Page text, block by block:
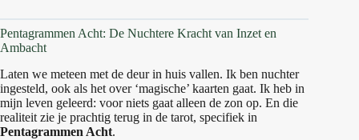
Pentagrammen Acht: De Nuchtere Kracht van Inzet en
Ambacht
Laten we meteen met de deur in huis vallen. Ik ben nuchter
ingesteld, ook als het over ‘magische’ kaarten gaat. Ik heb in
mijn leven geleerd: voor niets gaat alleen de zon op. En die
realiteit zie je prachtig terug in de tarot, specifiek in
Pentagrammen Acht.